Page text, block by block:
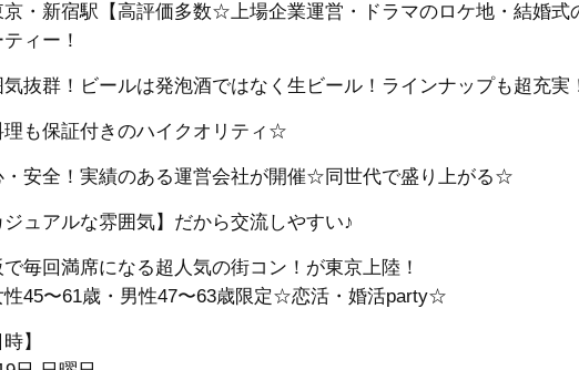
・新宿駅【高評価多数☆上場企業運営・ドラマのロケ地・結婚式
ィー！
抜群！ビールは発泡酒ではなく生ビール！ラインナップも超充実
理も保証付きのハイクオリティ☆
・安全！実績のある運営会社が開催☆同世代で盛り上がる☆
ジュアルな雰囲気】だから交流しやすい♪
毎回満席になる超人気の街コン！が東京上陸！
45〜61歳・男性47〜63歳限定☆恋活・婚活party☆
】